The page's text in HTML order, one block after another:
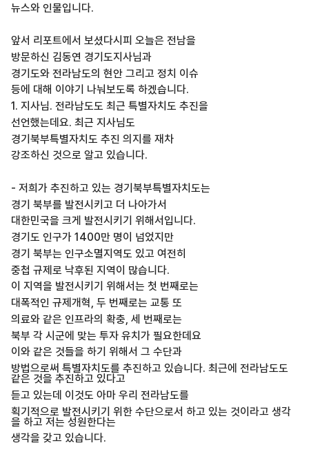
뉴스와 인물입니다.
앞서 리포트에서 보셨다시피 오늘은 전남을
방문하신 김동연 경기도지사님과
경기도와 전라남도의 현안 그리고 정치 이슈
등에 대해 이야기 나눠보도록 하겠습니다.
1. 지사님. 전라남도도 최근 특별자치도 추진을
선언했는데요. 최근 지사님도
경기북부특별자치도 추진 의지를 재차
강조하신 것으로 알고 있습니다.
- 저희가 추진하고 있는 경기북부특별자치도는
경기 북부를 발전시키고 더 나아가서
대한민국을 크게 발전시키기 위해서입니다.
경기도 인구가 1400만 명이 넘었지만
경기 북부는 인구소멸지역도 있고 여전히
중첩 규제로 낙후된 지역이 많습니다.
이 지역을 발전시키기 위해서는 첫 번째로는
대폭적인 규제개혁, 두 번째로는 교통 또
의료와 같은 인프라의 확충, 세 번째로는
북부 각 시군에 맞는 투자 유치가 필요한데요
이와 같은 것들을 하기 위해서 그 수단과
방법으로써 특별자치도를 추진하고 있습니다. 최근에 전라남도도
같은 것을 추진하고 있다고
듣고 있는데 이것도 아마 우리 전라남도를
획기적으로 발전시키기 위한 수단으로서 하고 있는 것이라고 생각
을 하고 저는 성원한다는
생각을 갖고 있습니다.